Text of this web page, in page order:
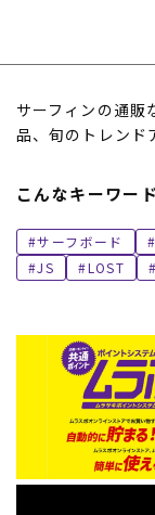
サーフィンの通販
品、旬のトレンド
こんなキーワー
サーフボード
JS
LOST